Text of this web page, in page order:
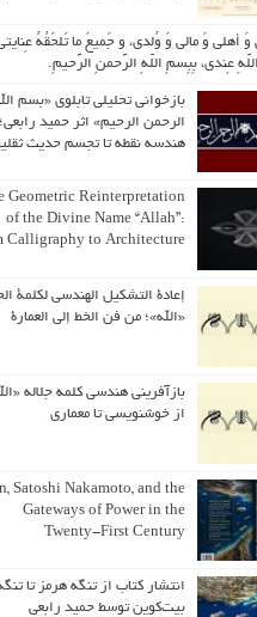
أهلی وَ مالی وَ وُلدی، و جَمیعَ ما تَلحَقُهُ
عِندی، بِبِسمِ اللّهِ الرَّحمنِ الرَّحیمِ.
بازخوانی تحلیلی تابلوی «بسم
الرحمن الرحیم» اثر حمید رابعی؛
هندسه نقطه تا تجسم حدیث
Geometric Reinterpretation
of the Divine Name “Allah”:
Calligraphy to Architecture
إعادة التشكيل الهندسي لكلمة
«الله»؛ من فن الخط إلى العمارة
بازآفرینی هندسی کلمه جلاله
از خوشنویسی تا معماری
Satoshi Nakamoto, and the
Gateways of Power in the
Twenty-First Century
انتشار کتاب از تنگه هرمز تا
بیت‌کوین توسط حمید رابعی